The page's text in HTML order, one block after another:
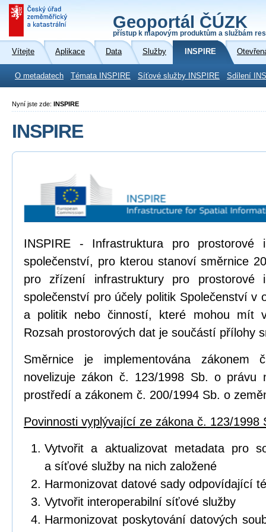
Geoportál ČÚZK
přístup k mapovým produktům a službám
Vítejte Aplikace Data Služby INSPIRE
O metadatech Témata INSPIRE Síťové služby INSPIRE Sdílení
Nyní jste zde: INSPIRE
INSPIRE
INSPIRE - Infrastruktura pro prostorové
společenství, pro kterou stanoví směrnice
pro zřízení infrastruktury pro prostorové
společenství pro účely politik Společenství v
a politik nebo činností, které mohou mít
Rozsah prostorových dat je součástí přílohy
Směrnice je implementována
novelizuje zákon č. 123/1998 Sb. o právu
prostředí a zákonem č. 200/1994 Sb. o
Povinnosti vyplývající ze zákona č. 123/1998
Vytvořit a aktualizovat metadata pro
a síťové služby na nich založené
Harmonizovat datové sady odpovídající
Vytvořit interoperabilní síťové služby
Harmonizovat poskytování datových